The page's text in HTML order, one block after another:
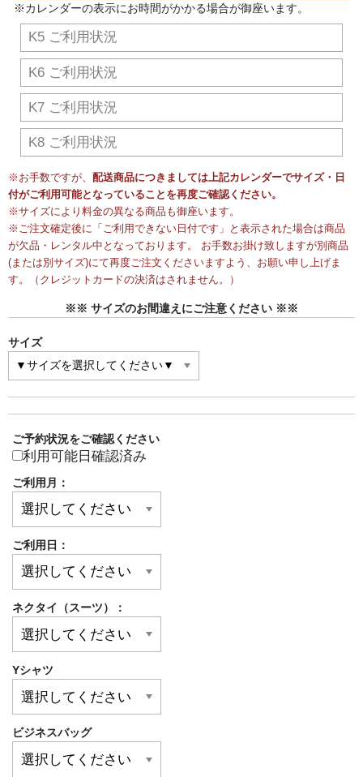
※カレンダーの表示にお時間がかかる場合が御座います。
K5 ご利用状況
K6 ご利用状況
K7 ご利用状況
K8 ご利用状況
※お手数ですが、 配送商品につきましては上記カレンダーでサイズ・日
付がご利用可能となっていることを再度ご確認ください。
※サイズにより料金の異なる商品も御座います。
※ご注文確定後に「ご利用できない日付です」と表示された場合は商品
が欠品・レンタル中となっております。 お手数お掛け致しますが別商品
(または別サイズ)にて再度ご注文くださいますよう、お願い申し上げま
す。（クレジットカードの決済はされません。）
※※ サイズのお間違えにご注意ください ※※
サイズ
ご予約状況をご確認ください
利用可能日確認済み
ご利用月：
ご利用日：
ネクタイ（スーツ）：
Yシャツ
ビジネスバッグ